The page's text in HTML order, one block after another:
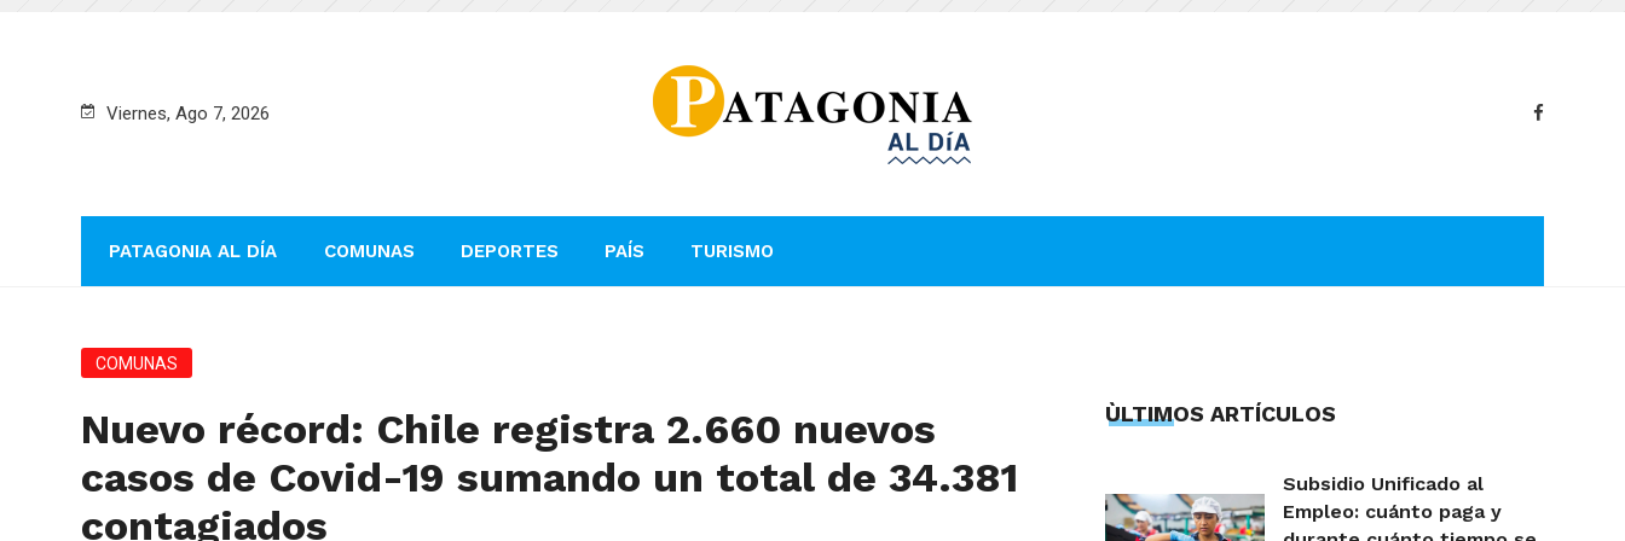
Viernes, Ago 7, 2026
PATAGONIA AL DÍA COMUNAS DEPORTES PAÍS TURISMO
COMUNAS
Nuevo récord: Chile registra 2.660 nuevos
casos de Covid-19 sumando un total de 34.381
contagiados
ÙLTIMOS ARTÍCULOS
Subsidio Unificado al
Empleo: cuánto paga y